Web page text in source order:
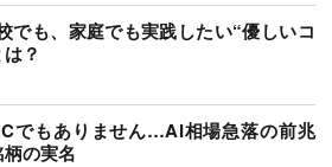
でも、家庭でも実践したい“優しいコ
？
でもありません…AI相場急落の前兆
の実名